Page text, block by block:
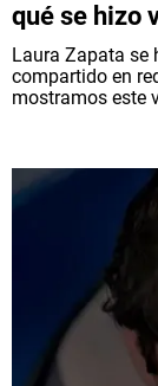
qué se hizo
Laura Zapata se
compartido en
mostramos este